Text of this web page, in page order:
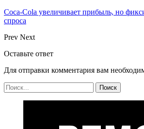
Coca-Cola увеличивает прибыль, но
спроса
Prev Next
Оставьте ответ
Для отправки комментария вам